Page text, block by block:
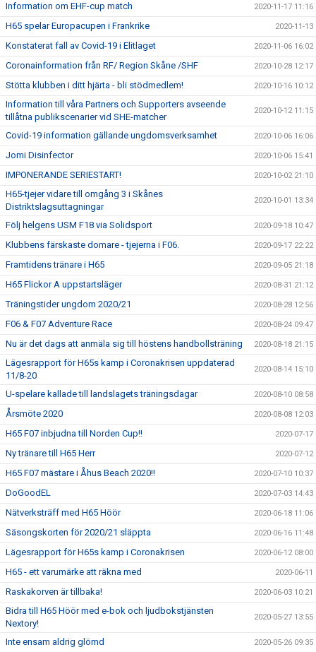
Information om EHF-cup match 2020-11-17 11:16
H65 spelar Europacupen i Frankrike 2020-11-13
Konstaterat fall av Covid-19 i Elitlaget 2020-11-06 16:02
Coronainformation från RF/ Region Skåne /SHF 2020-10-28 12:17
Stötta klubben i ditt hjärta - bli stödmedlem! 2020-10-16 10:12
Information till våra Partners och Supporters avseende
tillåtna publikscenarier vid SHE-matcher
2020-10-12 11:15
Covid-19 information gällande ungdomsverksamhet 2020-10-06 16:06
Jomi Disinfector 2020-10-06 15:41
IMPONERANDE SERIESTART! 2020-10-02 21:10
H65-tjejer vidare till omgång 3 i Skånes
Distriktslagsuttagningar
2020-10-01 13:34
Följ helgens USM F18 via Solidsport 2020-09-18 10:47
Klubbens färskaste domare - tjejerna i F06. 2020-09-17 22:22
Framtidens tränare i H65 2020-09-05 21:18
H65 Flickor A uppstartsläger 2020-08-31 21:12
Träningstider ungdom 2020/21 2020-08-28 12:56
F06 & F07 Adventure Race 2020-08-24 09:47
Nu är det dags att anmäla sig till höstens handbollsträning 2020-08-18 21:15
Lägesrapport för H65s kamp i Coronakrisen uppdaterad
11/8-20
2020-08-14 15:10
U-spelare kallade till landslagets träningsdagar 2020-08-10 08:58
Årsmöte 2020 2020-08-08 12:03
H65 F07 inbjudna till Norden Cup!! 2020-07-17
Ny tränare till H65 Herr 2020-07-12
H65 F07 mästare i Åhus Beach 2020!! 2020-07-10 10:37
DoGoodEL 2020-07-03 14:43
Nätverksträff med H65 Höör 2020-06-18 11:06
Säsongskorten för 2020/21 släppta 2020-06-16 11:48
Lägesrapport för H65s kamp i Coronakrisen 2020-06-12 08:00
H65 - ett varumärke att räkna med 2020-06-11
Raskakorven är tillbaka! 2020-06-03 10:21
Bidra till H65 Höör med e-bok och ljudbokstjänsten
Nextory!
2020-05-27 13:55
Inte ensam aldrig glömd 2020-05-26 09:35